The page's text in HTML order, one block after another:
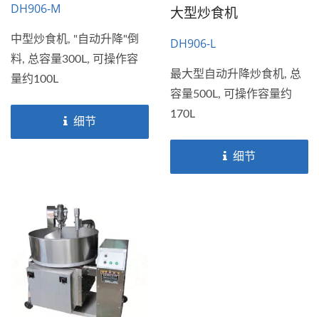
DH906-M
中型炒食机, "自动升降"倒
料, 总容量300L, 可操作容
量约100L
细节
大型炒食机
DH906-L
最大型自动升降炒食机, 总
容量500L, 可操作容量约
170L
细节